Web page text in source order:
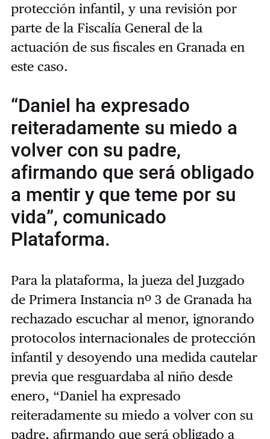
protección infantil, y una revisión por
parte de la Fiscalía General de la
actuación de sus fiscales en Granada en
este caso.
“Daniel ha expresado
reiteradamente su miedo a
volver con su padre,
afirmando que será obligado
a mentir y que teme por su
vida”, comunicado
Plataforma.
Para la plataforma, la jueza del Juzgado
de Primera Instancia nº 3 de Granada ha
rechazado escuchar al menor, ignorando
protocolos internacionales de protección
infantil y desoyendo una medida cautelar
previa que resguardaba al niño desde
enero, “Daniel ha expresado
reiteradamente su miedo a volver con su
padre, afirmando que será obligado a